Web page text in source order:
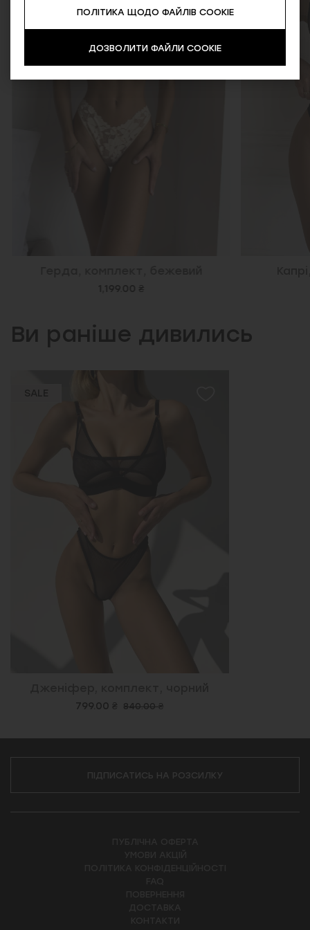
1,199.00 ₴
Ви раніше дивились
799.00 ₴ 840.00 ₴
ПІДПИСАТИСЬ НА РОЗСИЛКУ
ПОЛІТИКА ЩОДО ФАЙЛІВ COOKIE
ДОЗВОЛИТИ ФАЙЛИ COOKIE